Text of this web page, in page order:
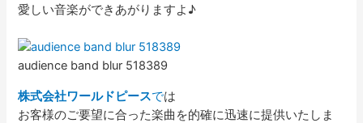
愛しい音楽ができあがりますよ♪
audience band blur 518389
株式会社ワールドピースでは
お客様のご要望に合った楽曲を的確に迅速に提供いたしま